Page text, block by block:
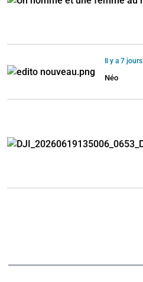
Il y a 7 jours
Néo